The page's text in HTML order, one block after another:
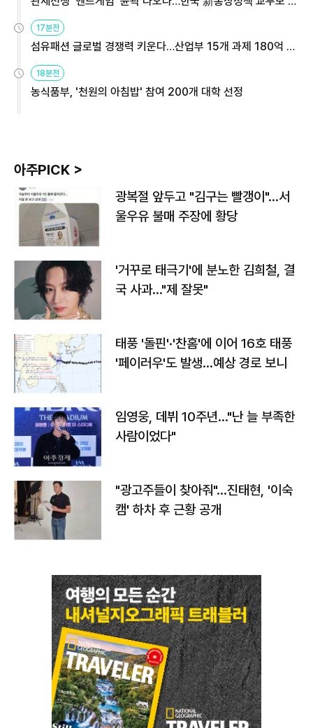
17분전
섬유패션 글로벌 경쟁력 키운다…산업부 15개 과제 180억 지
18분전
농식품부, '천원의 아침밥' 참여 200개 대학 선정
아주PICK >
광복절 앞두고 "김구는 빨갱이"…서
울우유 불매 주장에 황당
'거꾸로 태극기'에 분노한 김희철, 결
국 사과…"제 잘못"
태풍 '돌핀'·'찬홈'에 이어 16호 태풍
'페이러우'도 발생…예상 경로 보니
임영웅, 데뷔 10주년…"난 늘 부족한
사람이었다"
"광고주들이 찾아줘"…진태현, '이숙
캠' 하차 후 근황 공개